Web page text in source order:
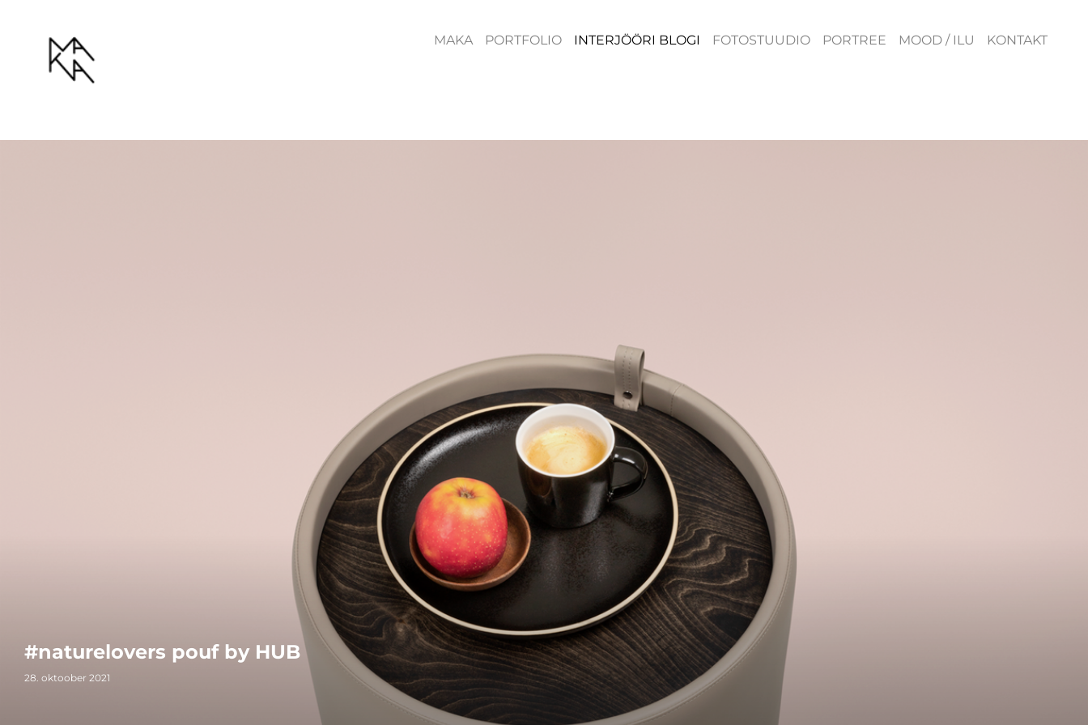
MAKA PORTFOLIO INTERJÖÖRI BLOGI FOTOSTUUDIO PORTREE MOOD / ILU KONTAKT
#naturelovers pouf by HUB
28. oktoober 2021